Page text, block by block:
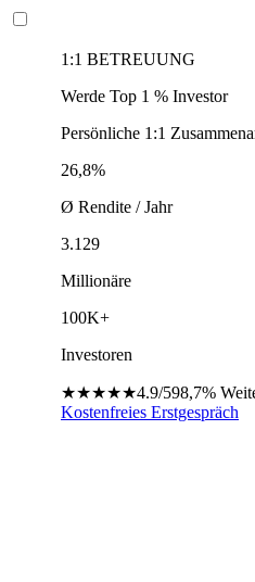
1:1 BETREUUNG
Werde Top 1 % Investor
Persönliche 1:1
26,8%
Ø Rendite / Jahr
3.129
Millionäre
100K+
Investoren
★★★★★4.9/598,7%
Kostenfreies Erstgespräch